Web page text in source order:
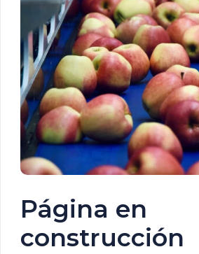
Página en
construcción